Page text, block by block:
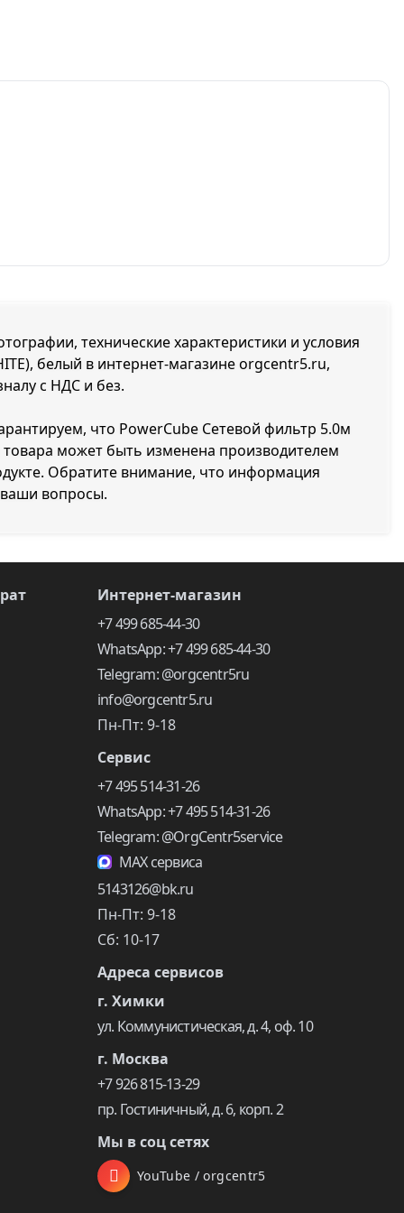
технические характеристики и условия
белый в интернет-магазине orgcentr5.ru,
с НДС и без.
что PowerCube Сетевой фильтр 5.0м
товара может быть изменена производителем
Обратите внимание, что информация
вопросы.
Интернет-магазин
+7 499 685-44-30
WhatsApp: +7 499 685-44-30
Telegram: @orgcentr5ru
info@orgcentr5.ru
Пн-Пт: 9-18
Сервис
+7 495 514-31-26
WhatsApp: +7 495 514-31-26
Telegram: @OrgCentr5service
MAX сервиса
5143126@bk.ru
Пн-Пт: 9-18
Сб: 10-17
Адреса сервисов
г. Химки
ул. Коммунистическая, д. 4, оф. 10
г. Москва
+7 926 815-13-29
пр. Гостиничный, д. 6, корп. 2
Мы в соц сетях
YouTube / orgcentr5